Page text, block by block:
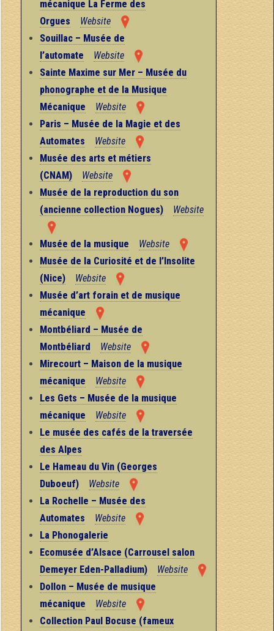
mécanique La Ferme des
Orgues
Website
Souillac – Musée de
l’automate
Website
Sainte Maxime sur Mer – Musée du
phonographe et de la Musique
Mécanique
Website
Paris – Musée de la Magie et des
Automates
Website
Musée des arts et métiers
(CNAM)
Website
Musée de la reproduction du son
(ancienne collection Nogues)
Website
Musée de la musique
Website
Musée de la Curiosité et de l’Insolite
(Nice)
Website
Musée d’art forain et de musique
mécanique
Montbéliard – Musée de
Montbéliard
Website
Mirecourt – Maison de la musique
mécanique
Website
Les Gets – Musée de la musique
mécanique
Website
Le musée des cafés de la traversée
des Alpes
Le Hameau du Vin (Georges
Duboeuf)
Website
La Rochelle – Musée des
Automates
Website
La Phonogalerie
Ecomusée d’Alsace (Carrousel salon
Demeyer Eden-Palladium)
Website
Dollon – Musée de musique
mécanique
Website
Collection Paul Bocuse (fameux